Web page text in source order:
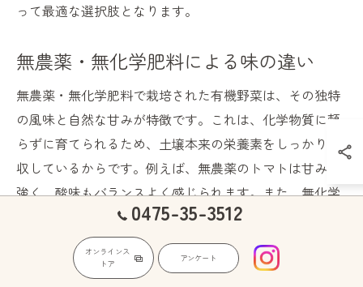
って最適な選択肢となります。
無農薬・無化学肥料による味の違い
無農薬・無化学肥料で栽培された有機野菜は、その独特
の風味と自然な甘みが特徴です。これは、化学物質に頼
らずに育てられるため、土壌本来の栄養素をしっかり吸
収しているからです。例えば、無農薬のトマトは甘みが
強く、酸味もバランスよく感じられます。また、無化学
肥料で育った野菜は、食感もシャキシャキと新鮮で、口
に入れた瞬間からその違いを実感できます。このような
自然の味わいを楽しむことができるのは、有機野菜なら
0475-35-3512
オンラインス
トア
アンケート